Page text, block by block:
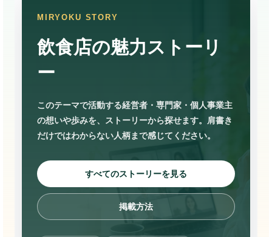
MIRYOKU STORY
飲食店の魅力ストーリ
ー
このテーマで活動する経営者・専門家・個人事業主
の想いや歩みを、ストーリーから探せます。肩書き
だけではわからない人柄まで感じてください。
すべてのストーリーを見る
掲載方法